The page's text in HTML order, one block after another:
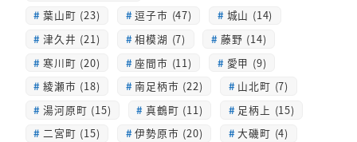
葉山町 (23)
逗子市 (47)
城山 (14)
津久井 (21)
相模湖 (7)
藤野 (14)
寒川町 (20)
座間市 (11)
愛甲 (9)
綾瀬市 (18)
南足柄市 (22)
山北町 (7)
湯河原町 (15)
真鶴町 (11)
足柄上 (15)
二宮町 (15)
伊勢原市 (20)
大磯町 (4)